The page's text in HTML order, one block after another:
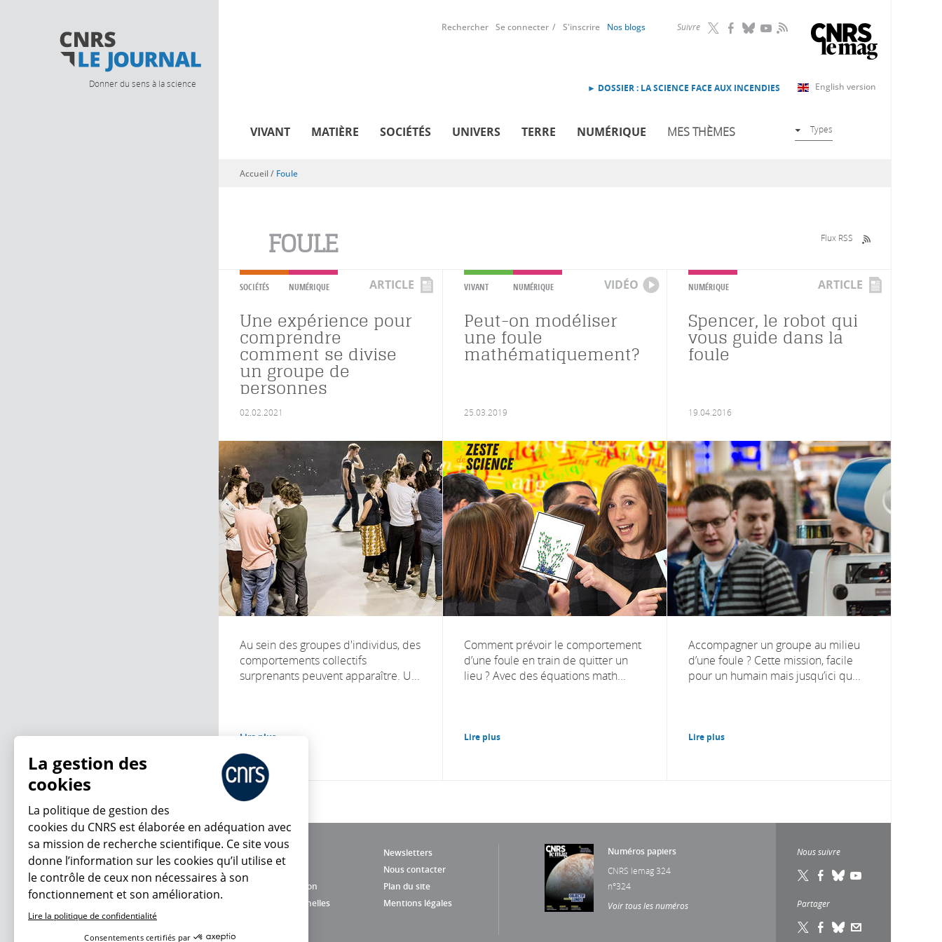
Donner du sens à la science
Suivre RSS
Rechercher Se connecter S'inscrire Nos blogs
English version
► DOSSIER : LA SCIENCE FACE AUX INCENDIES
VIVANT MATIÈRE SOCIÉTÉS UNIVERS TERRE NUMÉRIQUE MES THÈMES Types
Vous êtes ici
Accueil/ Foule
FOULE Flux RSS
SOCIÉTÉS NUMÉRIQUE ARTICLE
Une expérience pour
comprendre
comment se divise
un groupe de
personnes
02.02.2021
Au sein des groupes d'individus, des
comportements collectifs
surprenants peuvent apparaître. U...
Lire plus
VIVANT NUMÉRIQUE VIDÉO
Peut-on modéliser
une foule
mathématiquement?
25.03.2019
Comment prévoir le comportement
d’une foule en train de quitter un
lieu ? Avec des équations math...
Lire plus
NUMÉRIQUE ARTICLE
Spencer, le robot qui
vous guide dans la
foule
19.04.2016
Accompagner un groupe au milieu
d’une foule ? Cette mission, facile
pour un humain mais jusqu’ici qu...
Lire plus
Newsletters
Nous contacter
Charte d'utilisation
Plan du site
Données personnelles
Mentions légales
Numéros papiers
CNRS lemag 324
n°324
Voir tous les numéros
Nous suivre
Partager
En ce moment
La gestion des
cookies
La politique de gestion des
cookies du CNRS est élaborée en adéquation avec
sa mission de recherche scientifique. Ce site vous
donne l’information sur les cookies qu’il utilise et
le contrôle de ceux non nécessaires à son
fonctionnement et son amélioration.
Lire la politique de confidentialité
Consentements certifiés par